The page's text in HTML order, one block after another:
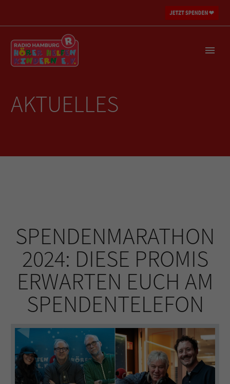
AKTUELLES
SPENDENMARATHON
2024: DIESE PROMIS
ERWARTEN EUCH AM
SPENDENTELEFON